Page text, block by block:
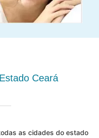
Ceará
as cidades do estado